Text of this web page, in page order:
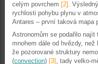
celým povrchem [2] .
rychlosti pohybu plynu v
Antares – první taková mapa
Astronomům se podařilo
mnohem dále od hvězdy,
že pozorované struktury
(convection) [3] , tady velko-